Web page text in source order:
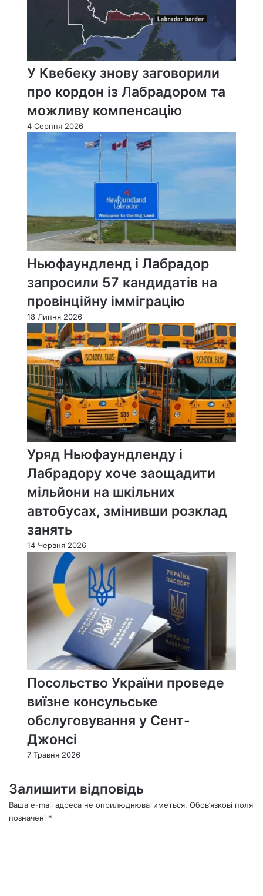
У Квебеку знову заговорили
про кордон із Лабрадором та
можливу компенсацію
4 Серпня 2026
Ньюфаундленд і Лабрадор
запросили 57 кандидатів на
провінційну імміграцію
18 Липня 2026
Уряд Ньюфаундленду і
Лабрадору хоче заощадити
мільйони на шкільних
автобусах, змінивши розклад
занять
14 Червня 2026
Посольство України проведе
виїзне консульське
обслуговування у Сент-
Джонсі
7 Травня 2026
Залишити відповідь
Ваша e-mail адреса не оприлюднюватиметься. Обов’язкові поля
позначені *